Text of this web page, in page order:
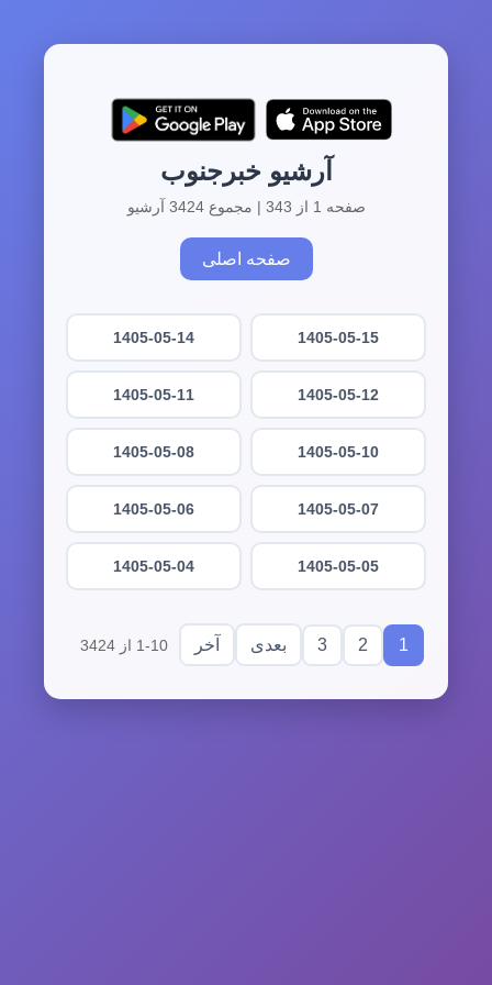
آرشیو خبرجنوب
صفحه 1 از 343 | مجموع 3424 آرشیو
صفحه اصلی
1405-05-15
1405-05-14
1405-05-12
1405-05-11
1405-05-10
1405-05-08
1405-05-07
1405-05-06
1405-05-05
1405-05-04
1
2
3 بعدی آخر 1-10 از 3424